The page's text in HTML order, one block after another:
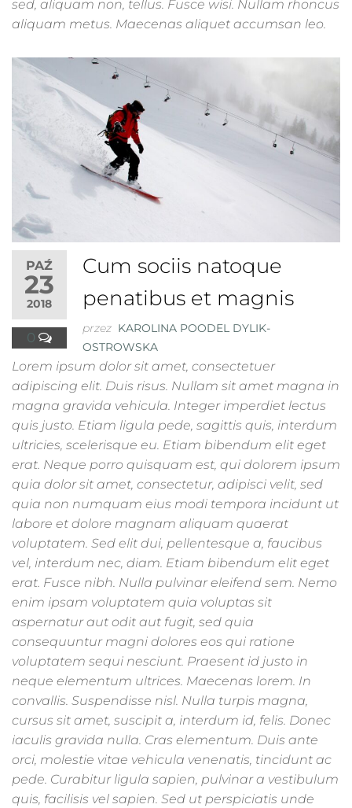
sed, aliquam non, tellus. Fusce wisi. Nullam rhoncus
aliquam metus. Maecenas aliquet accumsan leo.
PAŹ
23
2018
0
Cum sociis natoque
penatibus et magnis
przez KAROLINA POODEL DYLIK-
OSTROWSKA
Lorem ipsum dolor sit amet, consectetuer
adipiscing elit. Duis risus. Nullam sit amet magna in
magna gravida vehicula. Integer imperdiet lectus
quis justo. Etiam ligula pede, sagittis quis, interdum
ultricies, scelerisque eu. Etiam bibendum elit eget
erat. Neque porro quisquam est, qui dolorem ipsum
quia dolor sit amet, consectetur, adipisci velit, sed
quia non numquam eius modi tempora incidunt ut
labore et dolore magnam aliquam quaerat
voluptatem. Sed elit dui, pellentesque a, faucibus
vel, interdum nec, diam. Etiam bibendum elit eget
erat. Fusce nibh. Nulla pulvinar eleifend sem. Nemo
enim ipsam voluptatem quia voluptas sit
aspernatur aut odit aut fugit, sed quia
consequuntur magni dolores eos qui ratione
voluptatem sequi nesciunt. Praesent id justo in
neque elementum ultrices. Maecenas lorem. In
convallis. Suspendisse nisl. Nulla turpis magna,
cursus sit amet, suscipit a, interdum id, felis. Donec
iaculis gravida nulla. Cras elementum. Duis ante
orci, molestie vitae vehicula venenatis, tincidunt ac
pede. Curabitur ligula sapien, pulvinar a vestibulum
quis, facilisis vel sapien. Sed ut perspiciatis unde